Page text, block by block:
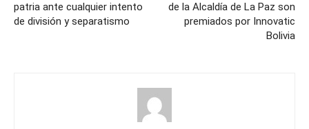
patria ante cualquier intento
de división y separatismo
de la Alcaldía de La Paz son
premiados por Innovatic
Bolivia